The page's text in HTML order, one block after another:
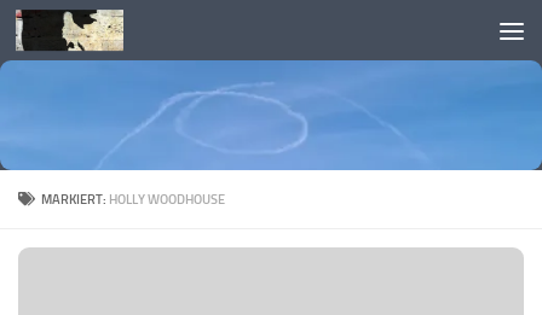
Skip to content
MARKIERT: HOLLY WOODHOUSE